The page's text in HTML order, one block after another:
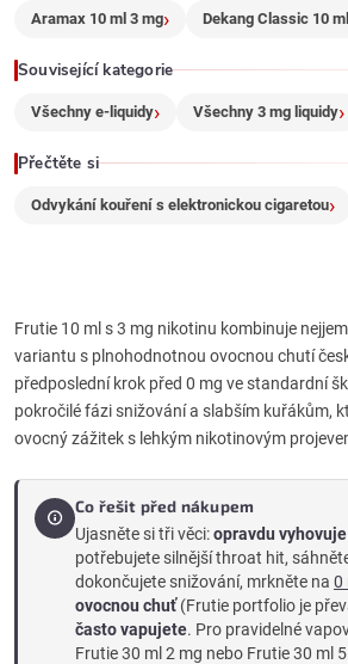
v
k
y
v
i
s
u
Aramax 10 ml 3 mg Dekang Classic 10
Související kategorie
Všechny e-liquidy Všechny 3 mg liquidy
Přečtěte si
Odvykání kouření s elektronickou cigaretou
Frutie 10 ml s 3 mg nikotinu kombinuje
variantu s plnohodnotnou ovocnou chutí
předposlední krok před 0 mg ve standardní
pokročilé fázi snižování a slabším kuřákům,
ovocný zážitek s lehkým nikotinovým
Co řešit před nákupem
Ujasněte si tři věci:opravdu
potřebujete silnější throat hit,
dokončujete snižování, mrkněte na 0
ovocnou chuť(Frutie portfolio je
často vapujete. Pro pravidelné
Frutie 30 ml 2 mg nebo Frutie 30 ml